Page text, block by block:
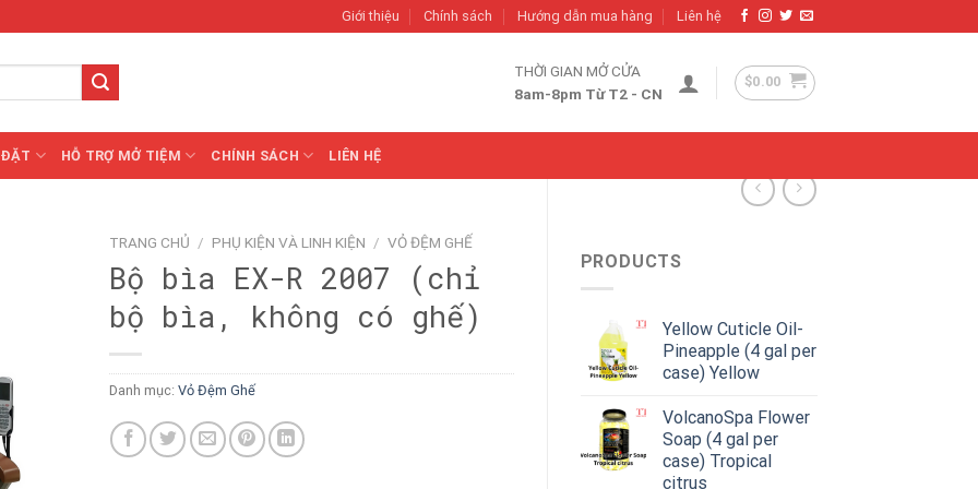
Giới thiệu Chính sách Hướng dẫn mua hàng Liên hệ
THỜI GIAN MỞ CỬA
8am-8pm Từ T2 - CN
$0.00
ĐẶT HỖ TRỢ MỞ TIỆM CHÍNH SÁCH LIÊN HỆ
PRODUCTS
Yellow Cuticle Oil-
Pineapple (4 gal per
case) Yellow
VolcanoSpa Flower
Soap (4 gal per
case) Tropical
citrus
TRANG CHỦ / PHỤ KIỆN VÀ LINH KIỆN / VỎ ĐỆM GHẾ
Bộ bìa EX-R 2007 (chỉ
bộ bìa, không có ghế)
Danh mục: Vỏ Đệm Ghế